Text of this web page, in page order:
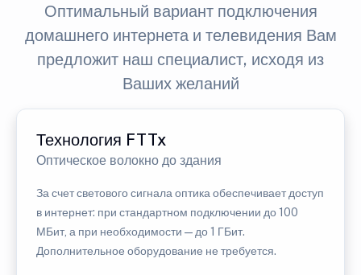
Оптимальный вариант подключения
домашнего интернета и телевидения Вам
предложит наш специалист, исходя из
Ваших желаний
Технология FTTx
Оптическое волокно до здания
За счет светового сигнала оптика обеспечивает доступ
в интернет: при стандартном подключении до 100
МБит, а при необходимости — до 1 ГБит.
Дополнительное оборудование не требуется.